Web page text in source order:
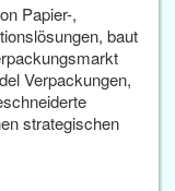
Papier-,
baut
Verpackungen,
strategischen